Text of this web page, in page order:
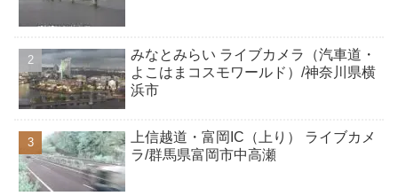
みなとみらい ライブカメラ（汽車道・
よこはまコスモワールド）/神奈川県横
浜市
上信越道・富岡IC（上り） ライブカメ
ラ/群馬県富岡市中高瀬